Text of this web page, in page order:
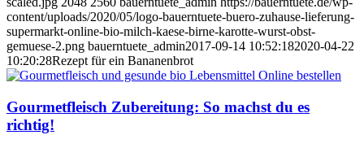
content/uploads/2020/05/logo-bauerntuete-buero-zuhause-lieferung-
supermarkt-online-bio-milch-kaese-birne-karotte-wurst-obst-
gemuese-2.png bauerntuete_admin2017-09-14 10:52:182020-04-22
10:20:28Rezept für ein Bananenbrot
Gourmetfleisch Zubereitung: So machst du es
richtig!